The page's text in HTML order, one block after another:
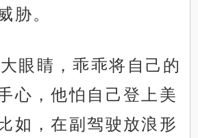
胁。
眼睛，乖乖将自己的
心，他怕自己登上美
如，在副驾驶放浪形